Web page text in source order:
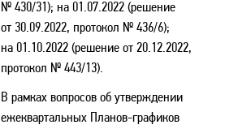
№ 430/31); на 01.07.2022 (решение
от 30.09.2022, протокол № 436/6);
на 01.10.2022 (решение от 20.12.2022,
протокол № 443/13).
В рамках вопросов об утверждении
ежеквартальных Планов-графиков